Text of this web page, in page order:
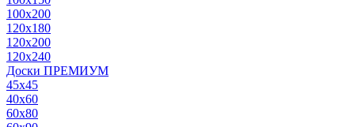
100x200
120x180
120x200
120x240
Доски ПРЕМИУМ
45x45
40x60
60x80